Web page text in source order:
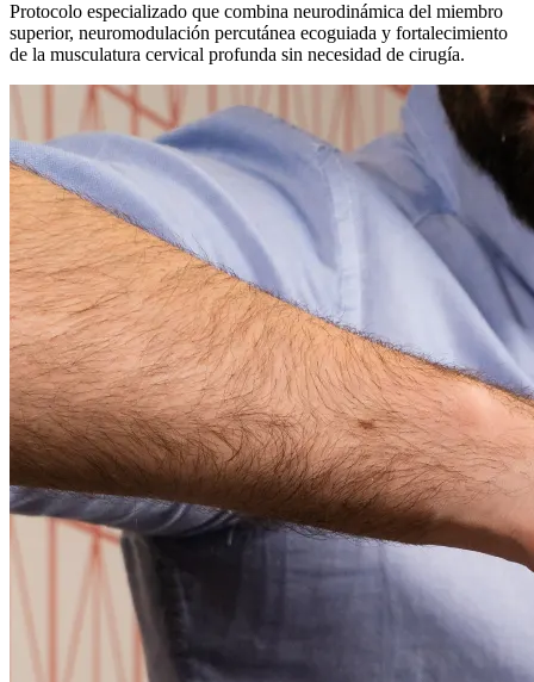
Protocolo especializado que combina neurodinámica del miembro
superior, neuromodulación percutánea ecoguiada y fortalecimiento
de la musculatura cervical profunda sin necesidad de cirugía.